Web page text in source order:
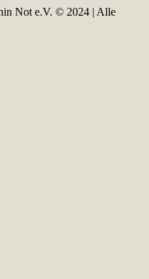
Not e.V. © 2024 | Alle